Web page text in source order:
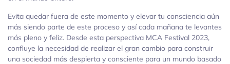
Evita quedar fuera de este momento y elevar tu consciencia aún
más siendo parte de este proceso y así cada mañana te levantes
más pleno y feliz. Desde esta perspectiva MCA Festival 2023,
confluye la necesidad de realizar el gran cambio para construir
una sociedad más despierta y consciente para un mundo basado